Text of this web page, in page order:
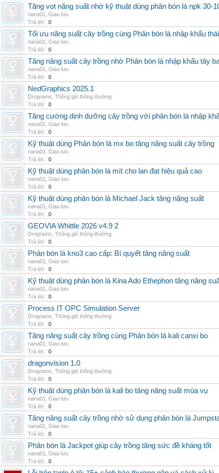
Tăng vọt năng suất nhờ kỹ thuật dùng phân bón lá npk 30-
nana01
Giao lưu
Trả lời:
0
Tối ưu năng suất cây trồng cùng Phân bón lá nhập khẩu
nana01
Giao lưu
Trả lời:
0
Tăng năng suất cây trồng nhờ Phân bón lá nhập khẩu tây
nana01
Giao lưu
Trả lời:
0
NedGraphics 2025.1
Drograms Thông gió thông thường
Trả lời:
0
Tăng cường dinh dưỡng cây trồng với phân bón lá nhập
nana01
Giao lưu
Trả lời:
0
Kỹ thuật dùng Phân bón lá mx bo tăng năng suất cây trồng
nana01
Giao lưu
Trả lời:
0
Kỹ thuật dùng phân bón lá mít cho lan đạt hiệu quả cao
nana01
Giao lưu
Trả lời:
0
Kỹ thuật dùng phân bón lá Michael Jack tăng năng suất
nana01
Giao lưu
Trả lời:
0
GEOVIA Whittle 2026 v4.9 2
Drograms Thông gió thông thường
Trả lời:
0
Phân bón lá kno3 cao cấp: Bí quyết tăng năng suất
nana01
Giao lưu
Trả lời:
0
Kỹ thuật dùng phân bón lá Kina Ado Ethephon tăng năng
nana01
Giao lưu
Trả lời:
0
Process IT OPC Simulation Server
Drograms Thông gió thông thường
Trả lời:
0
Tăng năng suất cây trồng cùng Phân bón lá kali canxi bo
nana01
Giao lưu
Trả lời:
0
dragonvision 1.0
Drograms Thông gió thông thường
Trả lời:
0
Kỹ thuật dùng phân bón lá kali bo tăng năng suất mùa vụ
nana01
Giao lưu
Trả lời:
0
Tăng năng suất cây trồng nhờ sử dụng phân bón lá
nana01
Giao lưu
Trả lời:
0
Phân bón lá Jackpot giúp cây trồng tăng sức đề kháng tốt
nana01
Giao lưu
Trả lời:
0